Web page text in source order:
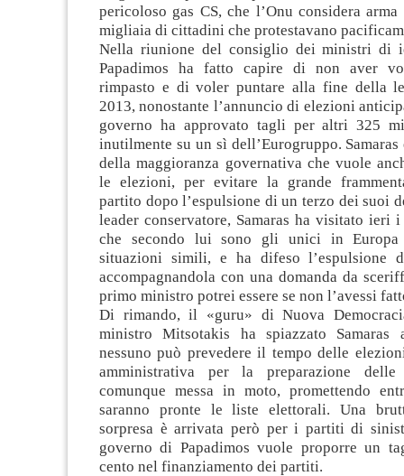
pericoloso gas CS, che l’Onu considera
migliaia di cittadini che protestavano
Nella riunione del consiglio dei ministri di
Papadimos ha fatto capire di non aver
rimpasto e di voler puntare alla fine della
2013, nonostante l’annuncio di elezioni
governo ha approvato tagli per altri 325
inutilmente su un sì dell’Eurogruppo.
della maggioranza governativa che vuole
le elezioni, per evitare la grande
partito dopo l’espulsione di un terzo dei suoi
leader conservatore, Samaras ha visitato
che secondo lui sono gli unici in Europa
situazioni simili, e ha difeso l’espulsione
accompagnandola con una domanda da
primo ministro potrei essere se non l’avessi
Di rimando, il «guru» di Nuova
ministro Mitsotakis ha spiazzato Samaras
nessuno può prevedere il tempo delle
amministrativa per la preparazione
comunque messa in moto, promettendo
saranno pronte le liste elettorali. Una
sorpresa è arrivata però per i partiti di
governo di Papadimos vuole proporre un
cento nel finanziamento dei partiti.